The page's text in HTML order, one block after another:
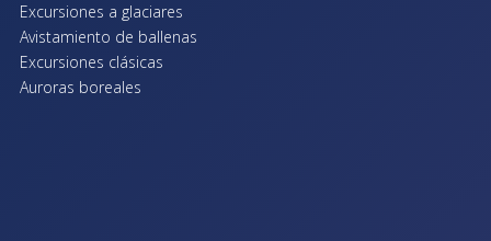
Excursiones a glaciares
Avistamiento de ballenas
Excursiones clásicas
Auroras boreales